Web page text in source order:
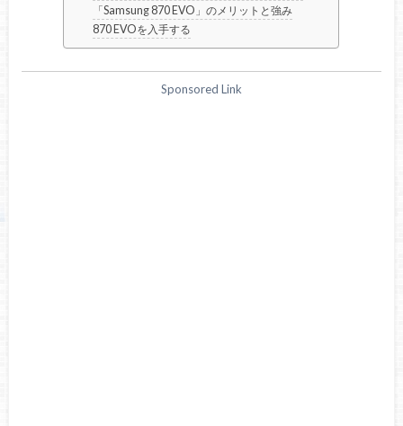
「Samsung 870 EVO」のメリットと強み
870 EVOを入手する
Sponsored Link